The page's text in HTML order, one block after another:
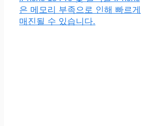
은 메모리 부족으로 인해 빠르게
매진될 수 있습니다.